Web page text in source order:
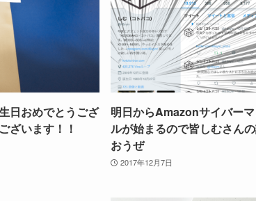
日おめでとうござ
ざいます！！
明日からAmazonサイバー
ルが始まるので皆しむさん
おうぜ
2017年12月7日